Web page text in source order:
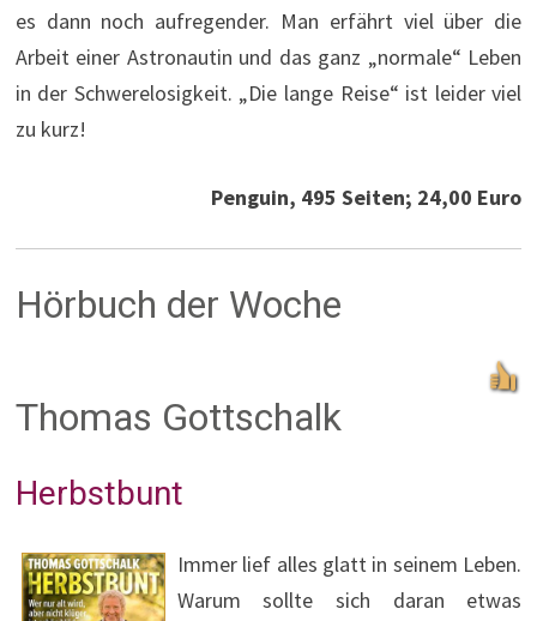
es dann noch aufregender. Man erfährt viel über die
Arbeit einer Astronautin und das ganz „normale“ Leben
in der Schwerelosigkeit. „Die lange Reise“ ist leider viel
zu kurz!
Penguin, 495 Seiten; 24,00 Euro
Hörbuch der Woche
Thomas Gottschalk
Herbstbunt
Immer lief alles glatt in seinem Leben.
Warum sollte sich daran etwas